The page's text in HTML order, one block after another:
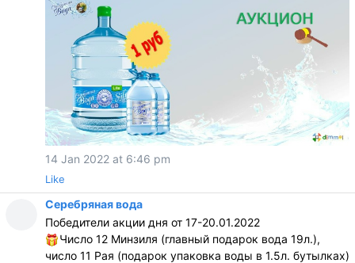
14 Jan 2022 at 6:46 pm
Like
Серебряная вода
Победители акции дня от 17-20.01.2022
Число 12 Минзиля (главный подарок вода 19л.),
число 11 Рая (подарок упаковка воды в 1.5л. бутылках)